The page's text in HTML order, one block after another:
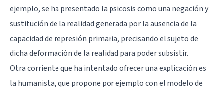
ejemplo, se ha presentado la psicosis como una negación y
sustitución de la realidad generada por la ausencia de la
capacidad de represión primaria, precisando el sujeto de
dicha deformación de la realidad para poder subsistir.
Otra corriente que ha intentado ofrecer una explicación es
la humanista, que propone por ejemplo con el modelo de